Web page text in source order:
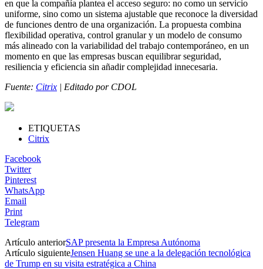
en que la compañía plantea el acceso seguro: no como un servicio
uniforme, sino como un sistema ajustable que reconoce la diversidad
de funciones dentro de una organización. La propuesta combina
flexibilidad operativa, control granular y un modelo de consumo
más alineado con la variabilidad del trabajo contemporáneo, en un
momento en que las empresas buscan equilibrar seguridad,
resiliencia y eficiencia sin añadir complejidad innecesaria.
Fuente: Citrix | Editado por CDOL
ETIQUETAS
Citrix
Facebook
Twitter
Pinterest
WhatsApp
Email
Print
Telegram
Artículo anteriorSAP presenta la Empresa Autónoma
Artículo siguienteJensen Huang se une a la delegación tecnológica
de Trump en su visita estratégica a China